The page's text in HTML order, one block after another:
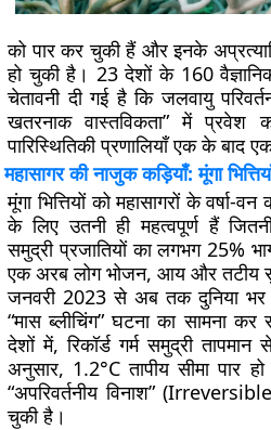
को पार कर चुकी हैं और इनके
हो चुकी है। 23 देशों के 160
चेतावनी दी गई है कि जलवायु
खतरनाक वास्तविकता” में
पारिस्थितिकी प्रणालियाँ एक के बाद
महासागर की नाजुक कड़ियाँ: मूंगा
मूंगा भित्तियों को महासागरों के वर्षा-
के लिए उतनी ही महत्वपूर्ण हैं
समुद्री प्रजातियों का लगभग 25%
एक अरब लोग भोजन, आय और तटीय
जनवरी 2023 से अब तक दुनिया भर
“मास ब्लीचिंग” घटना का सामना कर
देशों में, रिकॉर्ड गर्म समुद्री तापमान
अनुसार, 1.2°C तापीय सीमा पार
“अपरिवर्तनीय विनाश”
चुकी है।